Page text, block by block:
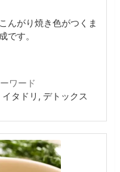
んがり焼き色がつくま
です。
ワード
タドリ, デトックス